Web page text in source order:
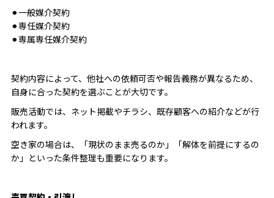
⚫︎一般媒介契約
⚫︎専任媒介契約
⚫︎専属専任媒介契約
契約内容によって、他社への依頼可否や報告義務が異なるため、
自身に合った契約を選ぶことが大切です。
販売活動では、ネット掲載やチラシ、既存顧客への紹介などが行
われます。
空き家の場合は、「現状のまま売るのか」「解体を前提にするの
か」といった条件整理も重要になります。